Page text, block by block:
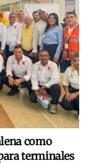
como
terminales